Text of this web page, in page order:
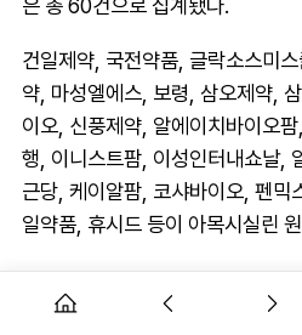
은 총 60건으로 집계됐다.
건일제약, 국전약품, 글락소스미
약, 마성엘에스, 보령, 삼오제약,
이오, 신풍제약, 알에이치바이오
행, 이니스트팜, 이성인터내쇼날,
근당, 케이알팜, 코샤바이오, 펜믹
일약품, 휴시드 등이 아목시실린